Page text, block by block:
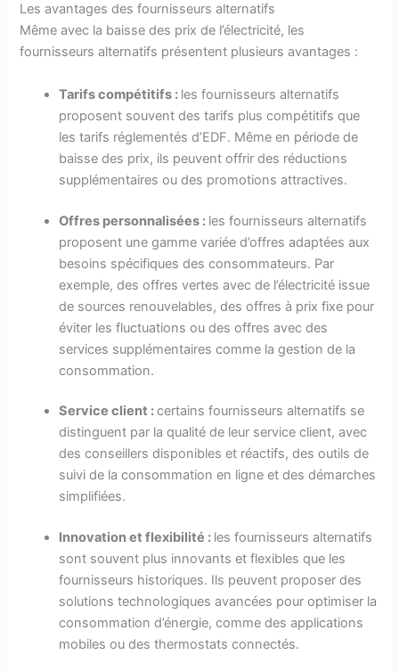
Les avantages des fournisseurs alternatifs
Même avec la baisse des prix de l’électricité, les
fournisseurs alternatifs présentent plusieurs avantages :
Tarifs compétitifs : les fournisseurs alternatifs
proposent souvent des tarifs plus compétitifs que
les tarifs réglementés d’EDF. Même en période de
baisse des prix, ils peuvent offrir des réductions
supplémentaires ou des promotions attractives.
Offres personnalisées : les fournisseurs alternatifs
proposent une gamme variée d’offres adaptées aux
besoins spécifiques des consommateurs. Par
exemple, des offres vertes avec de l’électricité issue
de sources renouvelables, des offres à prix fixe pour
éviter les fluctuations ou des offres avec des
services supplémentaires comme la gestion de la
consommation.
Service client :certains fournisseurs alternatifs se
distinguent par la qualité de leur service client, avec
des conseillers disponibles et réactifs, des outils de
suivi de la consommation en ligne et des démarches
simplifiées.
Innovation et flexibilité : les fournisseurs alternatifs
sont souvent plus innovants et flexibles que les
fournisseurs historiques. Ils peuvent proposer des
solutions technologiques avancées pour optimiser la
consommation d’énergie, comme des applications
mobiles ou des thermostats connectés.